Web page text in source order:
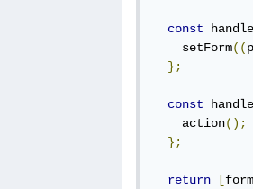
const
    setForm
((
};
const
    action
();
};
return [form